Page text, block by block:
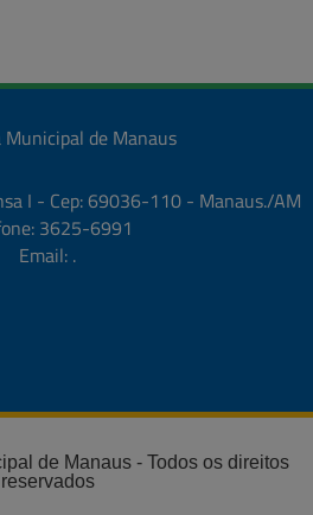
de Manaus
I - Cep: 69036-110 - Manaus./AM
3625-6991
Email: .
de Manaus - Todos os direitos
reservados